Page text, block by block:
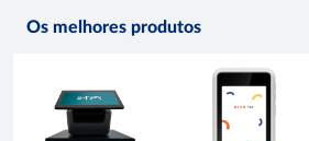
Os melhores produtos